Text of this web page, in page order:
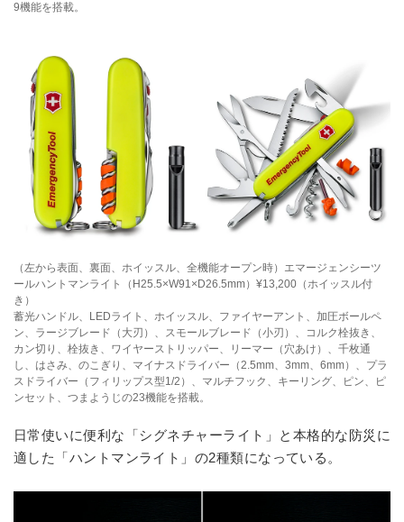
9機能を搭載。
（左から表面、裏面、ホイッスル、全機能オープン時）エマージェンシーツ
ールハントマンライト（H25.5×W91×D26.5mm）¥13,200（ホイッスル付
き）
蓄光ハンドル、LEDライト、ホイッスル、ファイヤーアント、加圧ボールペ
ン、ラージブレード（大刃）、スモールブレード（小刃）、コルク栓抜き、
カン切り、栓抜き、ワイヤーストリッパー、リーマー（穴あけ）、千枚通
し、はさみ、のこぎり、マイナスドライバー（2.5mm、3mm、6mm）、プラ
スドライバー（フィリップス型1/2）、マルチフック、キーリング、ピン、ピ
ンセット、つまようじの23機能を搭載。
日常使いに便利な「シグネチャーライト」と本格的な防災に
適した「ハントマンライト」の2種類になっている。